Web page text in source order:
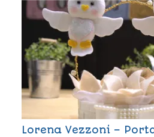
Lorena Vezzoni –